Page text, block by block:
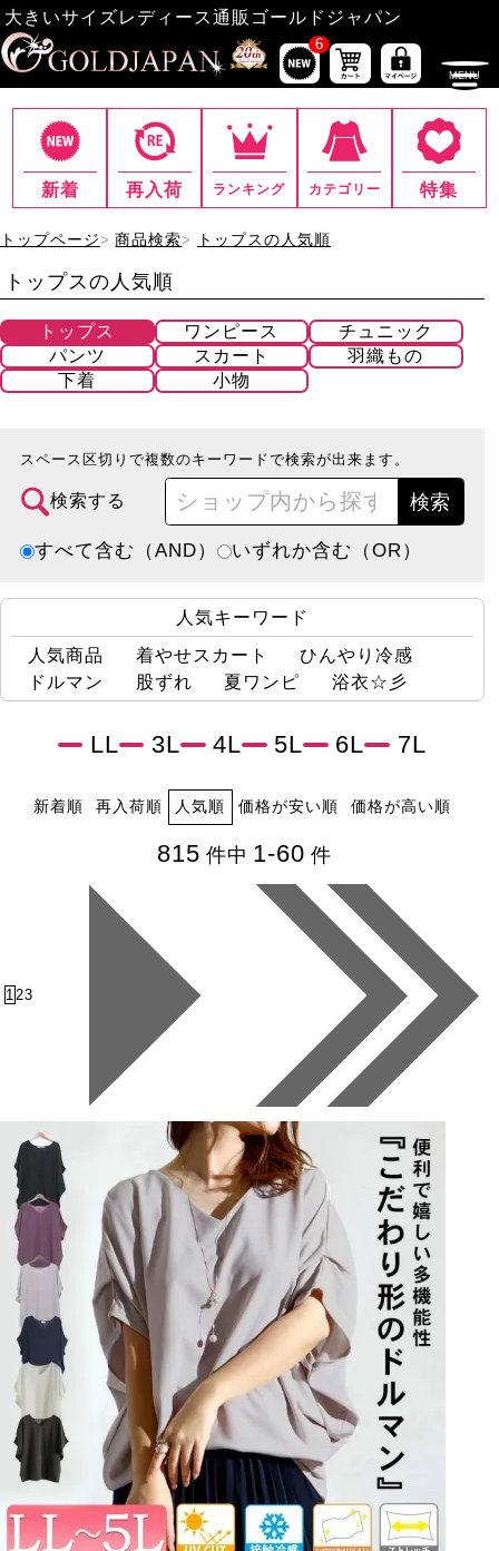
大きいサイズレディース通販ゴールドジャパン
6
新着 再入荷 ランキング カテゴリー 特集
トップページ 商品検索 トップスの人気順
トップスの人気順
トップス ワンピース
チュニック
パンツ
スカート
羽織もの
下着
小物
スペース区切りで複数のキーワードで検索が出来ます。
検索する 検索
すべて含む（AND） いずれか含む（OR）
人気キーワード
人気商品
着やせスカート
ひんやり冷感
ドルマン
股ずれ 夏ワンピ 浴衣☆彡
LL 3L 4L 5L 6L 7L
新着順 再入荷順 人気順 価格が安い順 価格が高い順
815 件中 1-60 件
123